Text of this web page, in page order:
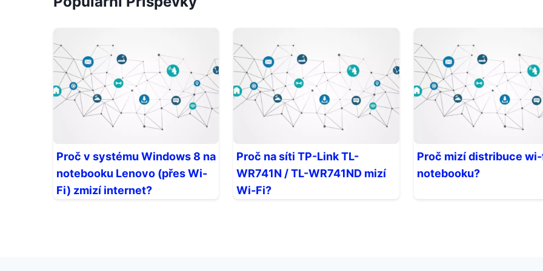
Proč v systému Windows 8 na
notebooku Lenovo (přes Wi-
Fi) zmizí internet?
Proč na síti TP-Link TL-
WR741N / TL-WR741ND mizí
Wi-Fi?
Proč mizí distribuce
notebooku?